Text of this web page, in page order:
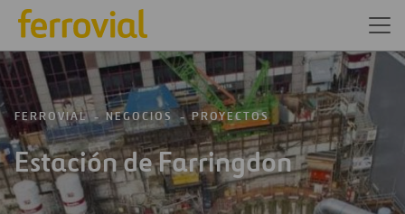
FERROVIAL NEGOCIOS PROYECTOS
Estación de Farringdon